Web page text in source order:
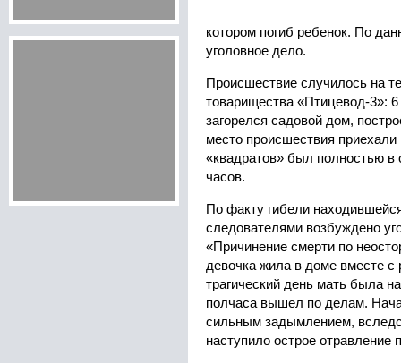
котором погиб ребенок. По
уголовное дело.
Происшествие случилось на
товарищества «Птицевод-3»:
загорелся садовой дом,
место происшествия
«квадратов» был полностью в
часов.
По факту гибели
следователями возбуждено
«Причинение смерти по
девочка жила в доме вместе с
трагический день мать была
полчаса вышел по делам.
сильным задымлением,
наступило острое отравление